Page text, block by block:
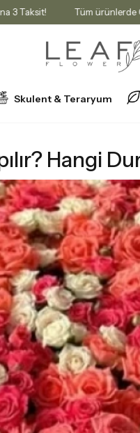
Fiyatına 3 Taksit! Tüm
Skulent & Teraryum
Hangi